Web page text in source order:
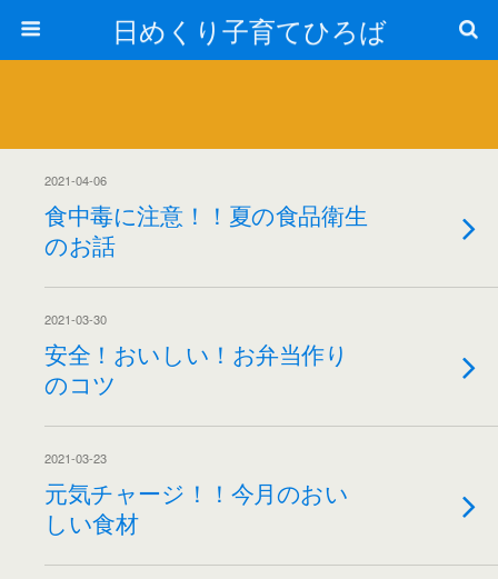
日めくり子育てひろば
2021-04-06
食中毒に注意！！夏の食品衛生
のお話
2021-03-30
安全！おいしい！お弁当作り
のコツ
2021-03-23
元気チャージ！！今月のおい
しい食材